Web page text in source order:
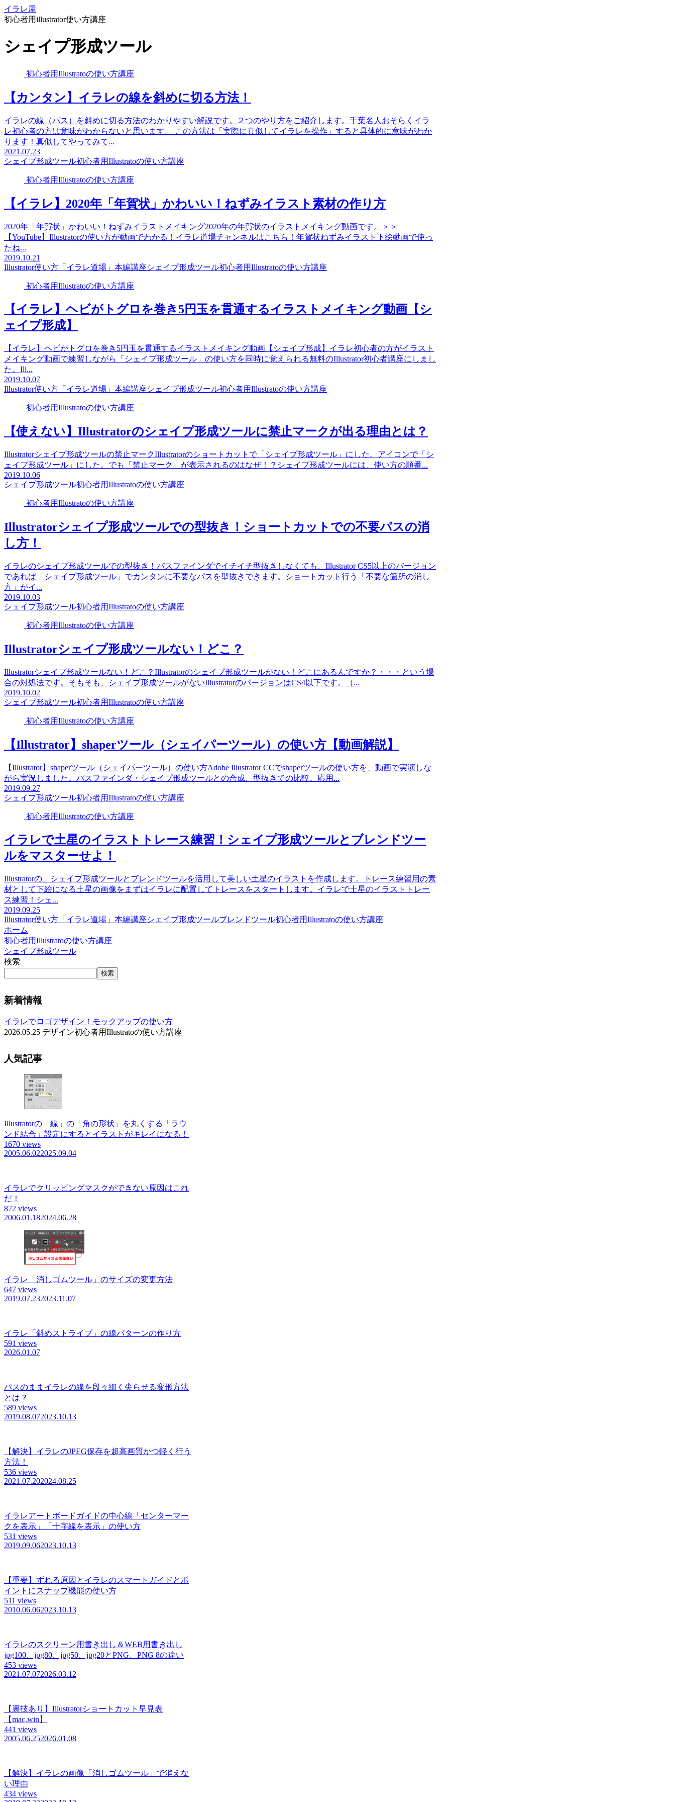
イラレ屋
初心者用illustrator使い方講座
シェイプ形成ツール
初心者用Illustratoの使い方講座
【カンタン】イラレの線を斜めに切る方法！
イラレの線（パス）を斜めに切る方法のわかりやすい解説です。２つのやり方をご紹介します。千葉名人おそらくイラ
レ初心者の方は意味がわからないと思います。 この方法は「実際に真似してイラレを操作」すると具体的に意味がわか
ります！真似してやってみて...
2021.07.23
シェイプ形成ツール初心者用Illustratoの使い方講座
初心者用Illustratoの使い方講座
【イラレ】2020年「年賀状」かわいい！ねずみイラスト素材の作り方
2020年「年賀状」かわいい！ねずみイラストメイキング2020年の年賀状のイラストメイキング動画です。 ＞＞
【YouTube】Illustratorの使い方が動画でわかる！イラレ道場チャンネルはこちら！年賀状ねずみイラスト下絵動画で使っ
たね...
2019.10.21
Illustrator使い方「イラレ道場」本編講座シェイプ形成ツール初心者用Illustratoの使い方講座
初心者用Illustratoの使い方講座
【イラレ】ヘビがトグロを巻き5円玉を貫通するイラストメイキング動画【シ
ェイプ形成】
【イラレ】ヘビがトグロを巻き5円玉を貫通するイラストメイキング動画【シェイプ形成】イラレ初心者の方がイラスト
メイキング動画で練習しながら「シェイプ形成ツール」の使い方を同時に覚えられる無料のIllustrator初心者講座にしまし
た。Ill...
2019.10.07
Illustrator使い方「イラレ道場」本編講座シェイプ形成ツール初心者用Illustratoの使い方講座
初心者用Illustratoの使い方講座
【使えない】Illustratorのシェイプ形成ツールに禁止マークが出る理由とは？
Illustratorシェイプ形成ツールの禁止マークIllustratorのショートカットで「シェイプ形成ツール」にした。アイコンで「シ
ェイプ形成ツール」にした。でも「禁止マーク」が表示されるのはなぜ！？シェイプ形成ツールには、使い方の順番...
2019.10.06
シェイプ形成ツール初心者用Illustratoの使い方講座
初心者用Illustratoの使い方講座
Illustratorシェイプ形成ツールでの型抜き！ショートカットでの不要パスの消
し方！
イラレのシェイプ形成ツールでの型抜き！パスファインダでイチイチ型抜きしなくても、Illustrator CS5以上のバージョン
であれば「シェイプ形成ツール」でカンタンに不要なパスを型抜きできます。ショートカット行う「不要な箇所の消し
方」がイ...
2019.10.03
シェイプ形成ツール初心者用Illustratoの使い方講座
初心者用Illustratoの使い方講座
Illustratorシェイプ形成ツールない！どこ？
Illustratorシェイプ形成ツールない！どこ？Illustratorのシェイプ形成ツールがない！どこにあるんですか？・・・という場
合の対処法です。そもそも、シェイプ形成ツールがないIllustratorのバージョンはCS4以下です。（...
2019.10.02
シェイプ形成ツール初心者用Illustratoの使い方講座
初心者用Illustratoの使い方講座
【Illustrator】shaperツール（シェイパーツール）の使い方【動画解説】
【Illustrator】shaperツール（シェイパーツール）の使い方Adobe Illustrator CCでshaperツールの使い方を、動画で実演しな
がら実況しました。パスファインダ・シェイプ形成ツールとの合成、型抜きでの比較。応用...
2019.09.27
シェイプ形成ツール初心者用Illustratoの使い方講座
初心者用Illustratoの使い方講座
イラレで土星のイラストトレース練習！シェイプ形成ツールとブレンドツー
ルをマスターせよ！
Illustratorの、シェイプ形成ツールとブレンドツールを活用して美しい土星のイラストを作成します。トレース練習用の素
材として下絵になる土星の画像をまずはイラレに配置してトレースをスタートします。イラレで土星のイラストトレー
ス練習！シェ...
2019.09.25
Illustrator使い方「イラレ道場」本編講座シェイプ形成ツールブレンドツール初心者用Illustratoの使い方講座
ホーム
初心者用Illustratoの使い方講座
シェイプ形成ツール
検索
検索
新着情報
イラレでロゴデザイン！モックアップの使い方
2026.05.25 デザイン初心者用Illustratoの使い方講座
人気記事
Illustratorの「線」の「角の形状」を丸くする「ラウ
ンド結合」設定にするとイラストがキレイになる！
1670 views
2005.06.022025.09.04
イラレでクリッピングマスクができない原因はこれ
だ！
872 views
2006.01.182024.06.28
イラレ「消しゴムツール」のサイズの変更方法
647 views
2019.07.232023.11.07
イラレ「斜めストライプ」の線パターンの作り方
591 views
2026.01.07
パスのままイラレの線を段々細く尖らせる変形方法
とは？
589 views
2019.08.072023.10.13
【解決】イラレのJPEG保存を超高画質かつ軽く行う
方法！
536 views
2021.07.202024.08.25
イラレアートボードガイドの中心線「センターマー
クを表示」「十字線を表示」の使い方
531 views
2019.09.062023.10.13
【重要】ずれる原因とイラレのスマートガイドとポ
イントにスナップ機能の使い方
511 views
2010.06.062023.10.13
イラレのスクリーン用書き出し＆WEB用書き出し
jpg100、jpg80、jpg50、jpg20とPNG、PNG 8の違い
453 views
2021.07.072026.03.12
【裏技あり】Illustratorショートカット早見表
【mac,win】
441 views
2005.06.252026.01.08
【解決】イラレの画像「消しゴムツール」で消えな
い理由
434 views